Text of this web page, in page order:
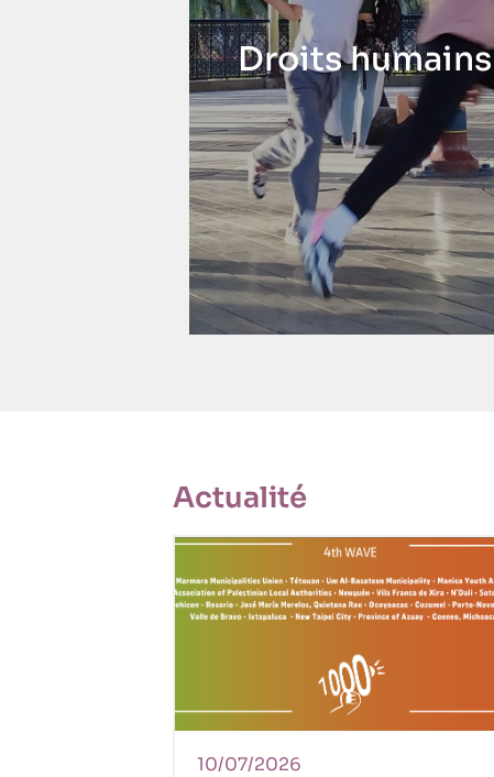
Droits humains
Actualité
10/07/2026